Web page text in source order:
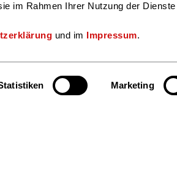
im Rahmen Ihrer Nutzung der Dienste
und im Impressum.
Marketing